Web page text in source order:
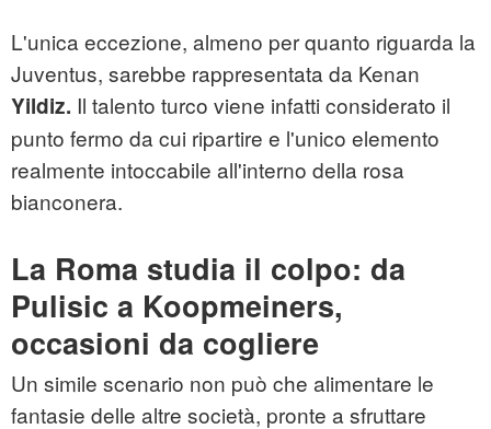
L'unica eccezione, almeno per quanto riguarda la
Juventus, sarebbe rappresentata da Kenan
Yildiz. Il talento turco viene infatti considerato il
punto fermo da cui ripartire e l'unico elemento
realmente intoccabile all'interno della rosa
bianconera.
La Roma studia il colpo: da
Pulisic a Koopmeiners,
occasioni da cogliere
Un simile scenario non può che alimentare le
fantasie delle altre società, pronte a sfruttare